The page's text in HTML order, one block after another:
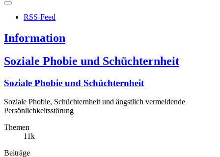
RSS-Feed
Information
Soziale Phobie und Schüchternheit
Soziale Phobie und Schüchternheit
Soziale Phobie, Schüchternheit und ängstlich vermeidende
Persönlichkeitsstörung
Themen
11k
Beiträge